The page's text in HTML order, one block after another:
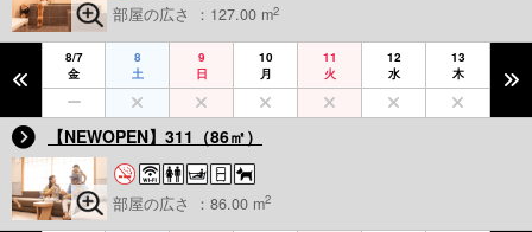
部屋の広さ ：127.00 m2
8/7
金
8
土
9
日
10
月
11
火
12
水
13
木
【NEWOPEN】311（86㎡）
部屋の広さ ：86.00 m2